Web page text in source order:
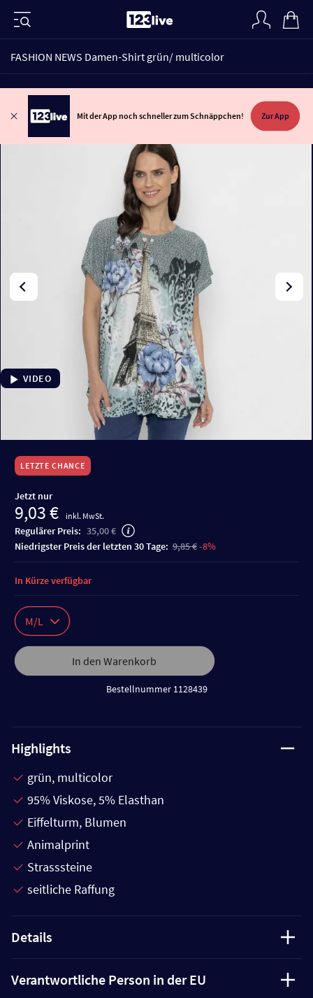
FASHION NEWS Damen-Shirt grün/ multicolor
Mit der App noch schneller zum Schnäppchen! Zur App
VIDEO
LETZTE CHANCE
Jetzt nur
9,03 € inkl. MwSt.
Regulärer Preis: 35,00 €
niedrigster Preis der letzten 30 Tage: 9,85 €-8%
M/L
In den Warenkorb
Bestellnummer 1128439
In Kürze verfügbar
Highlights
grün, multicolor
95% Viskose, 5% Elasthan
Eiffelturm, Blumen
Animalprint
Strasssteine
seitliche Raffung
Details
Verantwortliche Person in der EU